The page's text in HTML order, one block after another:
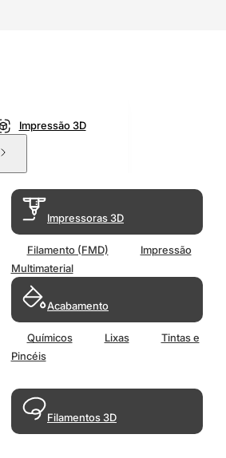
Impressão 3D
Impressoras 3D
Filamento (FMD)
Impressão
Multimaterial
Acabamento
Químicos Lixas
Tintas e
Pincéis
Filamentos 3D